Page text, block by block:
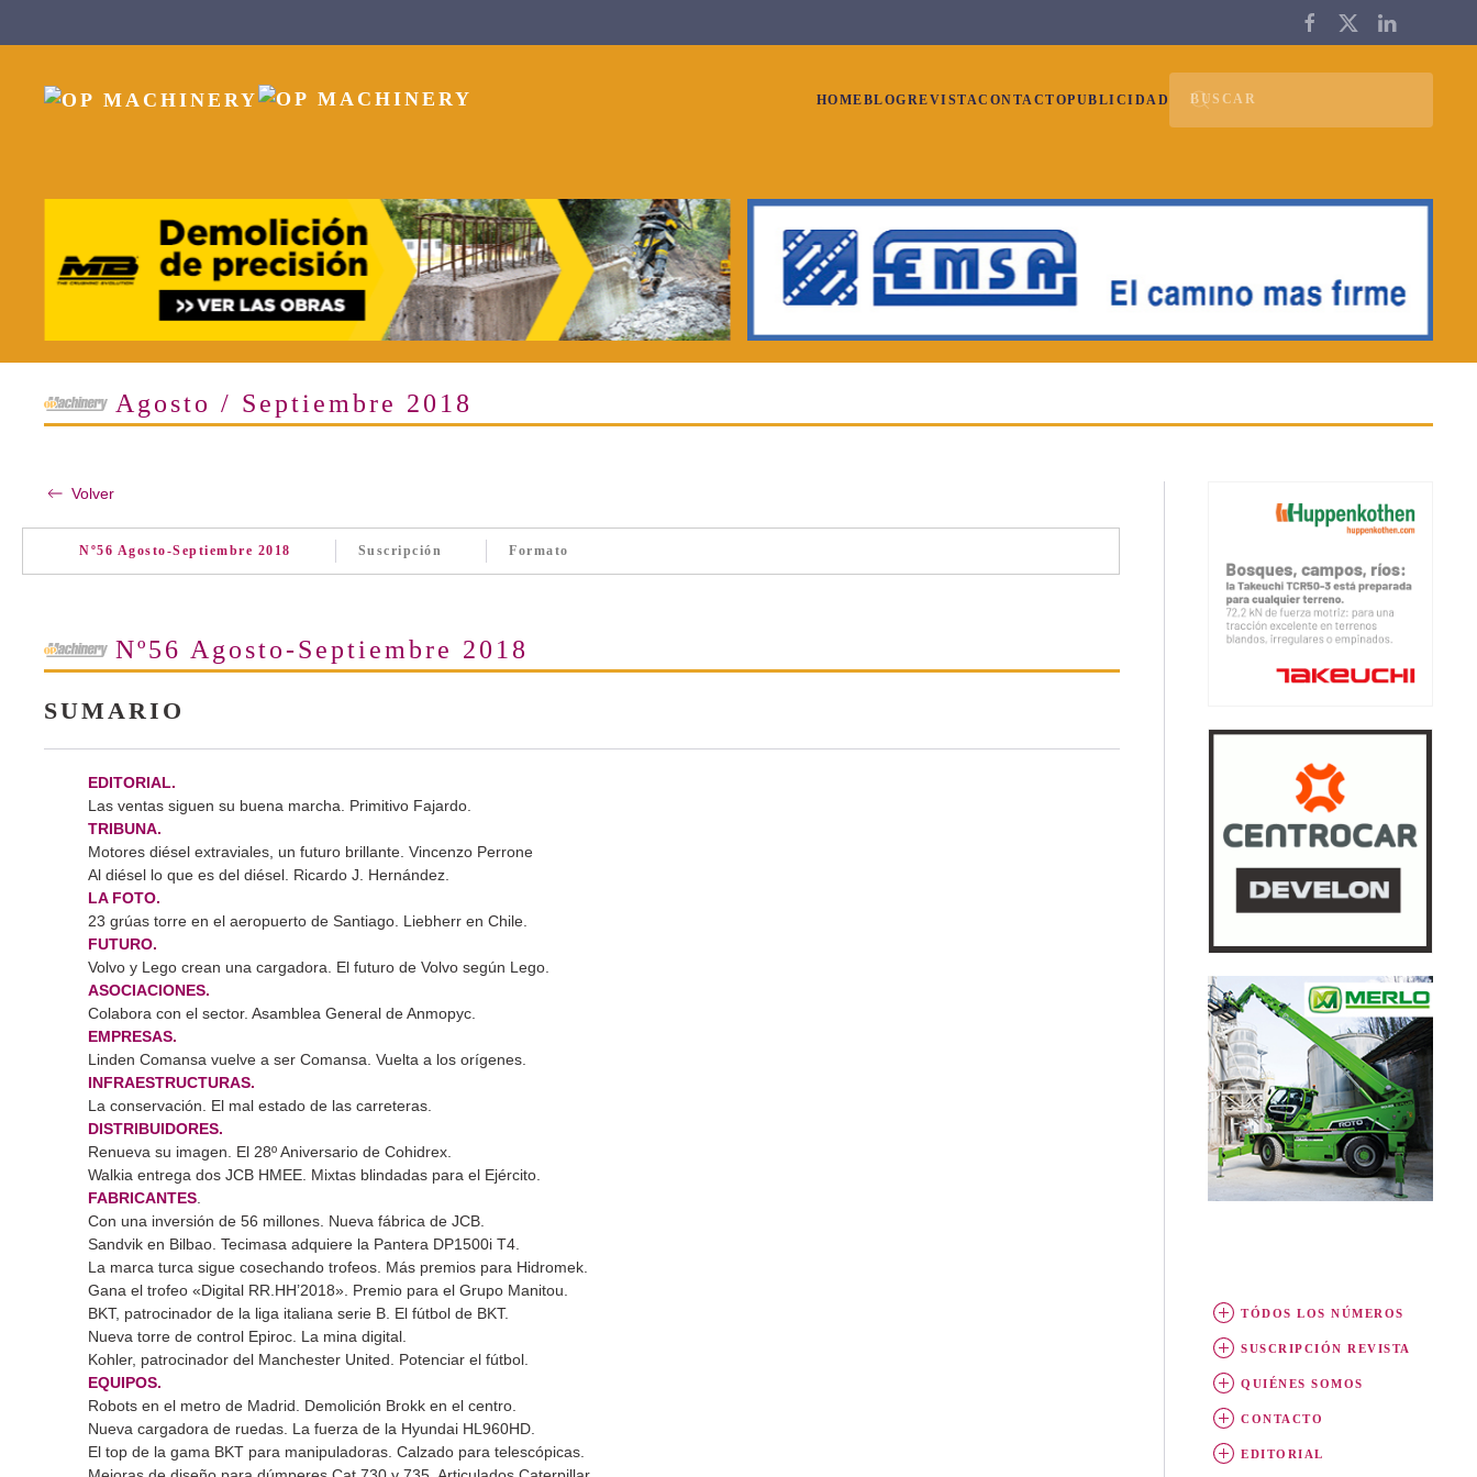
HOMEBLOGREVISTACONTACTOPUBLICIDAD
Agosto / Septiembre 2018
Volver
Nº56 Agosto-Septiembre 2018 Suscripción Formato
Nº56 Agosto-Septiembre 2018
SUMARIO
EDITORIAL.
Las ventas siguen su buena marcha. Primitivo Fajardo.
TRIBUNA.
Motores diésel extraviales, un futuro brillante. Vincenzo Perrone
Al diésel lo que es del diésel. Ricardo J. Hernández.
LA FOTO.
23 grúas torre en el aeropuerto de Santiago. Liebherr en Chile.
FUTURO.
Volvo y Lego crean una cargadora. El futuro de Volvo según Lego.
ASOCIACIONES.
Colabora con el sector. Asamblea General de Anmopyc.
EMPRESAS.
Linden Comansa vuelve a ser Comansa. Vuelta a los orígenes.
INFRAESTRUCTURAS.
La conservación. El mal estado de las carreteras.
DISTRIBUIDORES.
Renueva su imagen. El 28º Aniversario de Cohidrex.
Walkia entrega dos JCB HMEE. Mixtas blindadas para el Ejército.
FABRICANTES
Con una inversión de 56 millones. Nueva fábrica de JCB.
Sandvik en Bilbao. Tecimasa adquiere la Pantera DP1500i T4.
La marca turca sigue cosechando trofeos. Más premios para Hidromek.
Gana el trofeo «Digital RR.HH’2018». Premio para el Grupo Manitou.
BKT, patrocinador de la liga italiana serie B. El fútbol de BKT.
Nueva torre de control Epiroc. La mina digital.
Kohler, patrocinador del Manchester United. Potenciar el fútbol.
EQUIPOS.
Robots en el metro de Madrid. Demolición Brokk en el centro.
Nueva cargadora de ruedas. La fuerza de la Hyundai HL960HD.
El top de la gama BKT para manipuladoras. Calzado para telescópicas.
TÓDOS LOS NÚMEROS
SUSCRIPCIÓN REVISTA
QUIÉNES SOMOS
CONTACTO
EDITORIAL